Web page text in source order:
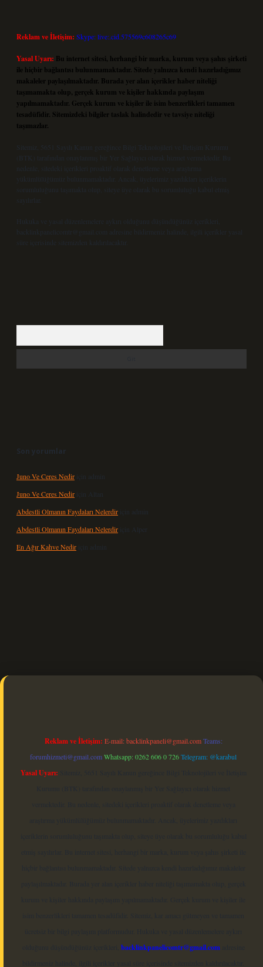
Reklam ve İletişim: Skype: live:.cid.575569c608265c69
Yasal Uyarı: Bu internet sitesi, herhangi bir marka, kurum veya şahıs şirketi
ile hiçbir bağlantısı bulunmamaktadır. Sitede yalnızca kendi hazırladığımız
makaleler paylaşılmaktadır. Burada yer alan içerikler haber niteliği
taşımamakta olup, gerçek kurum ve kişiler hakkında paylaşım
yapılmamaktadır. Gerçek kurum ve kişiler ile isim benzerlikleri tamamen
tesadüfidir. Sitemizdeki bilgiler taslak halindedir ve tavsiye niteliği
taşımazlar.
Sitemiz, 5651 Sayılı Kanun gereğince Bilgi Teknolojileri ve İletişim Kurumu
(BTK) tarafından onaylanmış bir Yer Sağlayıcı olarak hizmet vermektedir. Bu
nedenle, sitedeki içerikleri proaktif olarak denetleme veya araştırma
yükümlülüğümüz bulunmamaktadır. Ancak, üyelerimiz yazdıkları içeriklerin
sorumluluğunu taşımakta olup, siteye üye olarak bu sorumluluğu kabul etmiş
sayılırlar.
Hukuka ve yasal düzenlemelere aykırı olduğunu düşündüğünüz içerikleri,
backlinkpanelicomtr@gmail.com
adresine bildirmeniz halinde, ilgili içerikler yasal
süre içerisinde sitemizden kaldırılacaktır.
Son yorumlar
Juno Ve Ceres Nedir için
admin
Juno Ve Ceres Nedir için Altan
Abdestli Olmanın Faydaları Nelerdir için
admin
Abdestli Olmanın Faydaları Nelerdir için Alper
En Ağır Kahve Nedir için admin
güncel
Reklam ve İletişim: E-mail:backlinkpaneli@gmail.com Teams:
forumhizmeti@gmail.comWhatsapp: 0262 606 0 726Telegram: @karabul
Yasal Uyarı:
backlinkpanelicomtr@gmail.comadresine